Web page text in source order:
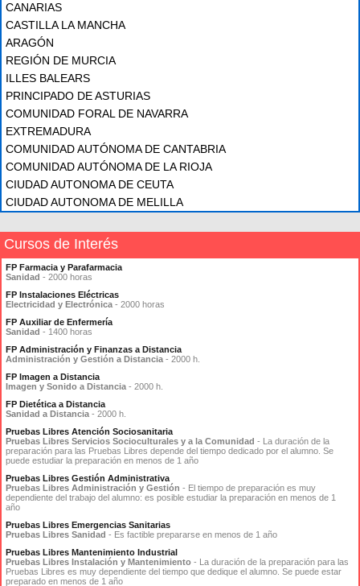
CANARIAS
CASTILLA LA MANCHA
ARAGÓN
REGIÓN DE MURCIA
ILLES BALEARS
PRINCIPADO DE ASTURIAS
COMUNIDAD FORAL DE NAVARRA
EXTREMADURA
COMUNIDAD AUTÓNOMA DE CANTABRIA
COMUNIDAD AUTÓNOMA DE LA RIOJA
CIUDAD AUTONOMA DE CEUTA
CIUDAD AUTONOMA DE MELILLA
Cursos de Interés
FP Farmacia y Parafarmacia
Sanidad - 2000 horas
FP Instalaciones Eléctricas
Electricidad y Electrónica - 2000 horas
FP Auxiliar de Enfermería
Sanidad - 1400 horas
FP Administración y Finanzas a Distancia
Administración y Gestión a Distancia - 2000 h.
FP Imagen a Distancia
Imagen y Sonido a Distancia - 2000 h.
FP Dietética a Distancia
Sanidad a Distancia - 2000 h.
Pruebas Libres Atención Sociosanitaria
Pruebas Libres Servicios Socioculturales y a la Comunidad - La duración de la
preparación para las Pruebas Libres depende del tiempo dedicado por el alumno. Se
puede estudiar la preparación en menos de 1 año
Pruebas Libres Gestión Administrativa
Pruebas Libres Administración y Gestión - El tiempo de preparación es muy
dependiente del trabajo del alumno: es posible estudiar la preparación en menos de 1
año
Pruebas Libres Emergencias Sanitarias
Pruebas Libres Sanidad - Es factible prepararse en menos de 1 año
Pruebas Libres Mantenimiento Industrial
Pruebas Libres Instalación y Mantenimiento - La duración de la preparación para las
Pruebas Libres es muy dependiente del tiempo que dedique el alumno. Se puede estar
preparado en menos de 1 año